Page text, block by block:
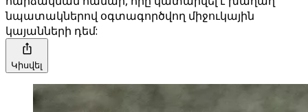
նպատակներով օգտագործվող միջուկային
կայանների դեմ:
Կիսվել